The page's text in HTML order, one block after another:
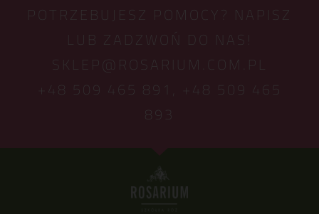
POTRZEBUJESZ POMOCY? NAPISZ
LUB ZADZWOŃ DO NAS!
SKLEP@ROSARIUM.COM.PL
+48 509 465 891,
+48 509 465
893